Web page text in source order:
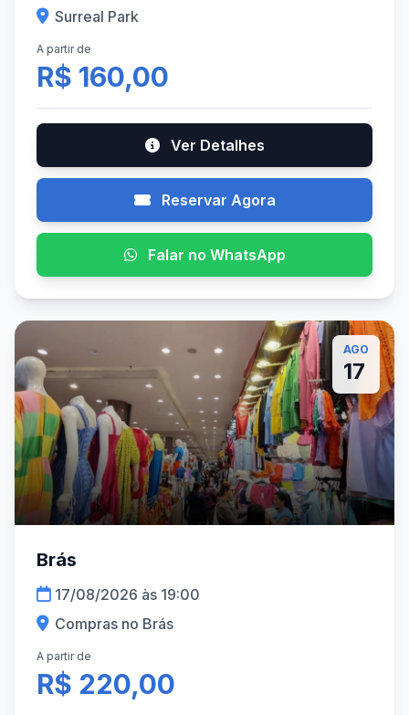
Surreal Park
A partir de
R$ 160,00
Ver Detalhes
Reservar Agora
Falar no WhatsApp
AGO
17
Brás
17/08/2026 às 19:00
Compras no Brás
A partir de
R$ 220,00